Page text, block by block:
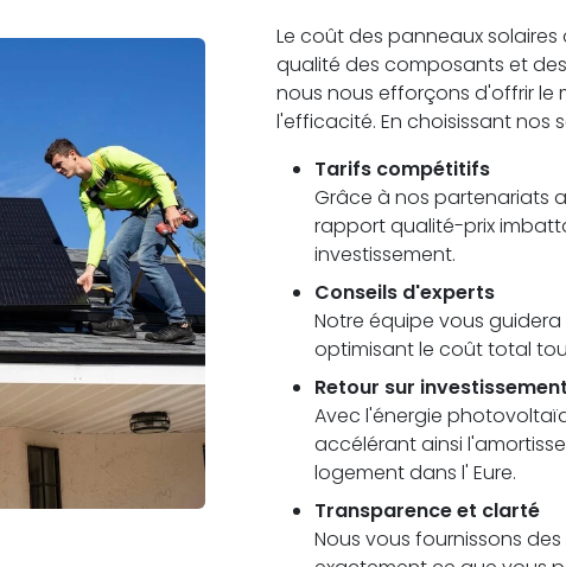
Le coût des panneaux
qualité des composants et
nous nous efforçons d'offrir le
l'efficacité. En choisissant nos
Tarifs compétitifs
Grâce à nos partenariats
rapport qualité-prix
investissement.
Conseils d'experts
Notre équipe vous
optimisant le coût total
Retour sur
Avec l'énergie
accélérant ainsi
logement dans l' Eure.
Transparence et clarté
Nous vous fournissons